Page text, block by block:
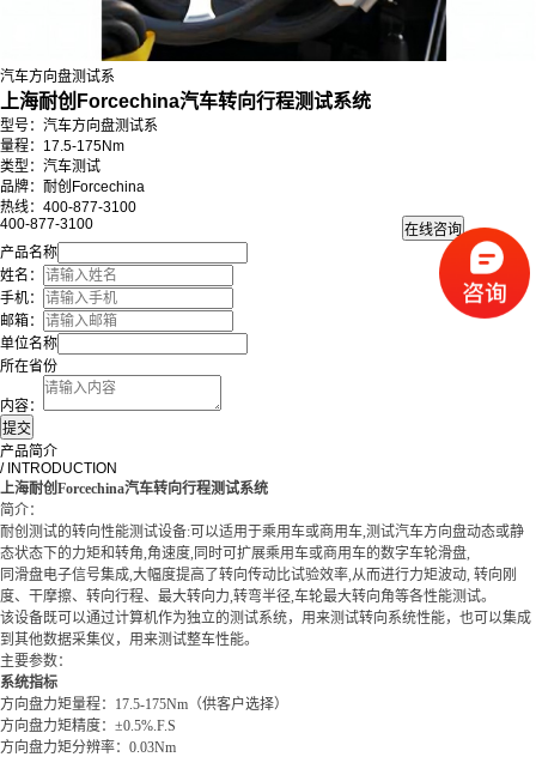
汽车方向盘测试系
上海耐创Forcechina汽车转向行程测试系统
型号：汽车方向盘测试系
量程：17.5-175Nm
类型：汽车测试
品牌：耐创Forcechina
热线：400-877-3100
400-877-3100
产品名称
姓名：
手机：
邮箱：
单位名称
所在省份
内容：
产品简介
/ INTRODUCTION
上海耐创Forcechina汽车转向行程测试系统
简介：
耐创测试的转向性能测试设备:可以适用于乘用车或商用车,测试汽车方向盘动态或静
态状态下的力矩和转角,角速度,同时可扩展乘用车或商用车的数字车轮滑盘,
同滑盘电子信号集成,大幅度提高了转向传动比试验效率,从而进行力矩波动, 转向刚
度、干摩擦、转向行程、最大转向力,转弯半径,车轮最大转向角等各性能测试。
该设备既可以通过计算机作为独立的测试系统，用来测试转向系统性能，也可以集成
到其他数据采集仪，用来测试整车性能。
主要参数：
系统指标
方向盘力矩量程：17.5-175Nm（供客户选择）
方向盘力矩精度：±0.5%.F.S
方向盘力矩分辨率： 0.03Nm